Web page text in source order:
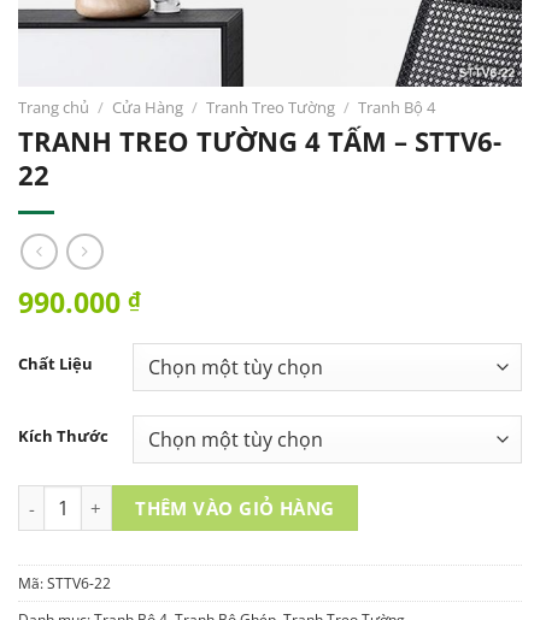
Trang chủ / Cửa Hàng / Tranh Treo Tường / Tranh Bộ 4
TRANH TREO TƯỜNG 4 TẤM – STTV6-
22
990.000 ₫
Chất Liệu
Kích Thước
TRANH TREO TƯỜNG 4 TẤM - STTV6-22 số lượng
THÊM VÀO GIỎ HÀNG
Mã:STTV6-22